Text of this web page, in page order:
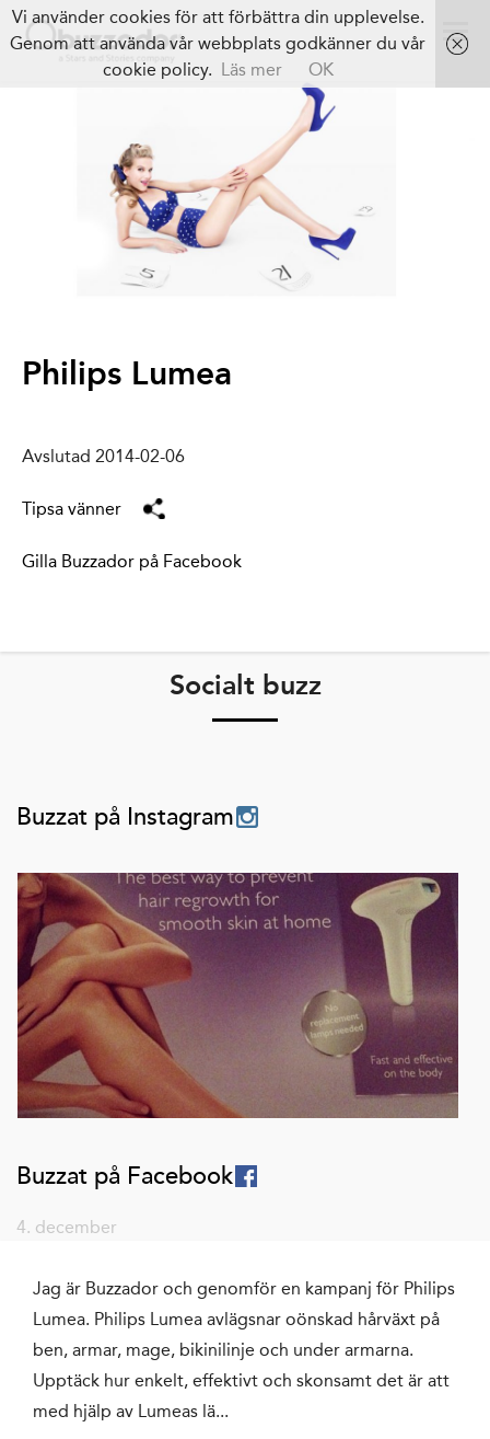
Philips Lumea
Avslutad 2014-02-06
Tipsa vänner
Gilla Buzzador på Facebook
Socialt buzz
Buzzat på Instagram
Buzzat på Facebook
4. december
Jag är Buzzador och genomför en kampanj för Philips
Lumea. Philips Lumea avlägsnar oönskad hårväxt på
ben, armar, mage, bikinilinje och under armarna.
Upptäck hur enkelt, effektivt och skonsamt det är att
med hjälp av Lumeas lä...
Vi använder cookies för att förbättra din upplevelse.
Genom att använda vår webbplats godkänner du vår
cookie policy. Läs mer OK